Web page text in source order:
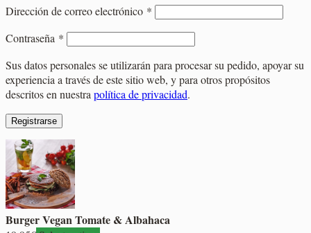
Dirección de correo electrónico * Obligatorio
Contraseña * Obligatorio
Sus datos personales se utilizarán para procesar su pedido, apoyar su
experiencia a través de este sitio web, y para otros propósitos
descritos en nuestrapolítica de privacidad.
Registrarse
Burger Vegan Tomate & Albahaca